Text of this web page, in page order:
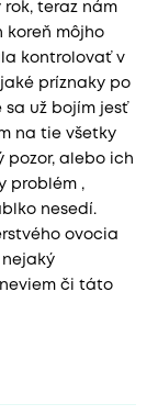
teraz nám
koreň môjho
kontrolovať v
príznaky po
sa už bojím jesť
na tie všetky
pozor, alebo ich
problém ,
nesedí.
ovocia
či táto